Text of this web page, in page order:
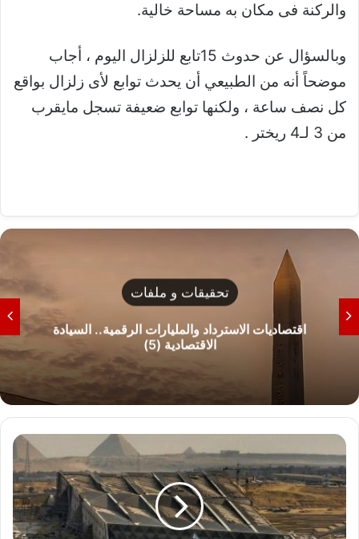
والركنة فى مكان به مساحة خالية.
وبالسؤال عن حدوث 15تابع للزلزال اليوم ، أجاب
موضحاً أنه من الطبيعي أن يحدث توابع لأى زلزال بواقع
كل نصف ساعة ، ولكنها توابع ضعيفة تسجل مايقرب
من 3 لـ4 ريختر .
تحقيقات و ملفات
اقتصاديات الاسترداد والمليارات الرقمية.. السيادة
الاقتصادية (5)
ا
ل
م
ت
ح
ف